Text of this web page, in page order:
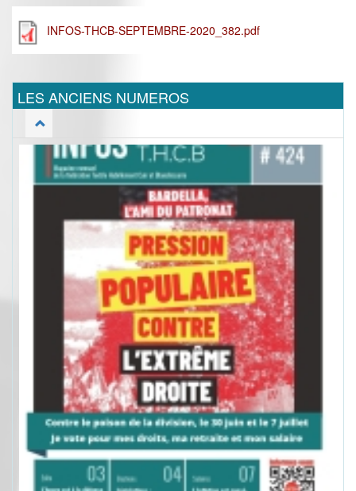
INFOS-THCB-SEPTEMBRE-2020_382.pdf
LES ANCIENS NUMEROS